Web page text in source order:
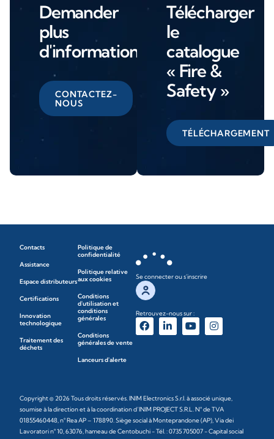
Demander
plus
d'informations
CONTACTEZ-
NOUS
Télécharger
le
catalogue
« Fire &
Safety »
TÉLÉCHARGEMENT
Contacts
Assistance
Espace distributeurs
Certifications
Innovation
technologique
Traitement des
déchets
Politique de
confidentialité
Politique relative
aux cookies
Conditions
d'utilisation et
conditions
générales
Conditions
générales de vente
Lanceurs d'alerte
Se connecter ou s'inscrire
Retrouvez-nous sur :
Copyright © 2026 Tous droits réservés. INIM Electronics S.r.l. à associé unique,
soumise à la direction et à la coordination d’INIM PROJECT S.R.L. N° de TVA
01855460448, n° Rea AP – 178890. Siège social à Monteprandone (AP), Via dei
Lavoratori n° 10, 63076, hameau de Centobuchi - Tél. : 0735 705007 - Capital social